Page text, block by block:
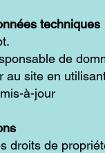
techniques
de
au site en
à-jour
droits de